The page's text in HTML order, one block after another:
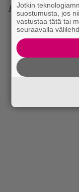
Runnerintai
Jotkin
suostumusta, jos
vastustaa tätä tai
seuraavalla